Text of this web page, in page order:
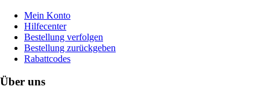
Mein Konto
Hilfecenter
Bestellung verfolgen
Bestellung zurückgeben
Rabattcodes
Über uns